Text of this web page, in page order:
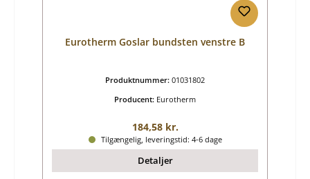
Eurotherm Goslar bundsten venstre B
Produktnummer: 01031802
Producent: Eurotherm
Almindelig pris:
184,58 kr.
Tilgængelig, leveringstid: 4-6 dage
Detaljer